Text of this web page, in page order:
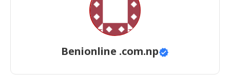
Benionline .com.np